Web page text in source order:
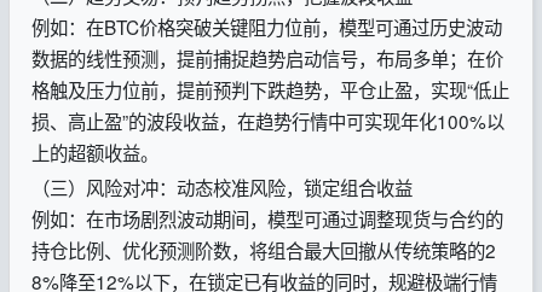
例如：在BTC价格突破关键阻力位前，模型可通过历史波动
数据的线性预测，提前捕捉趋势启动信号，布局多单；在价
格触及压力位前，提前预判下跌趋势，平仓止盈，实现“低止
损、高止盈”的波段收益，在趋势行情中可实现年化100%以
上的超额收益。
（三）风险对冲：动态校准风险，锁定组合收益
例如：在市场剧烈波动期间，模型可通过调整现货与合约的
持仓比例、优化预测阶数，将组合最大回撤从传统策略的2
8%降至12%以下，在锁定已有收益的同时，规避极端行情